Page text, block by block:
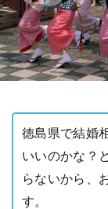
徳島県で結婚
いいのかな？
らないから、
す。